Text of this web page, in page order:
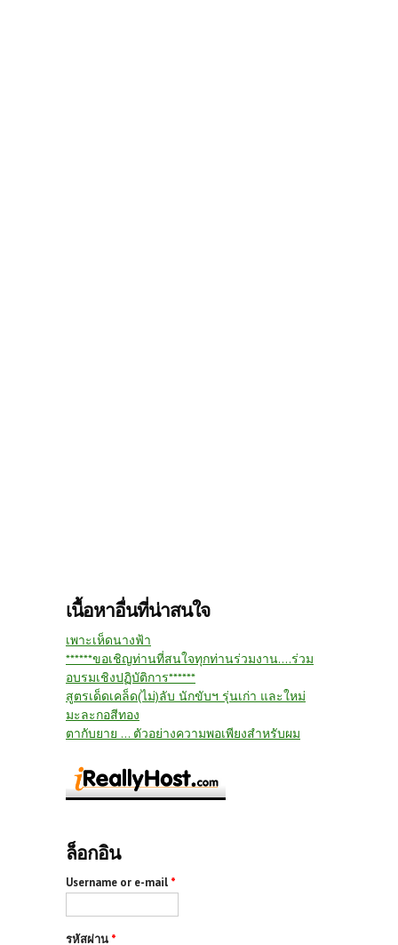
เนื้อหาอื่นที่น่าสนใจ
เพาะเห็ดนางฟ้า
******ขอเชิญท่านที่สนใจทุกท่านร่วมงาน....ร่วม
อบรมเชิงปฏิบัติการ******
สูตรเด็ดเคล็ด(ไม่)ลับ นักขับฯ รุ่นเก่า และใหม่
มะละกอสีทอง
ตากับยาย ... ตัวอย่างความพอเพียงสำหรับผม
ล็อกอิน
Username or e-mail *
รหัสผ่าน *